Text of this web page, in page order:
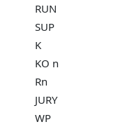
RUN
SUP
K
KO n
Rn
JURY
WP